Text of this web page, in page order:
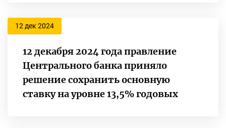
12 дек 2024
12 декабря 2024 года правление
Центрального банка приняло
решение сохранить основную
ставку на уровне 13,5% годовых